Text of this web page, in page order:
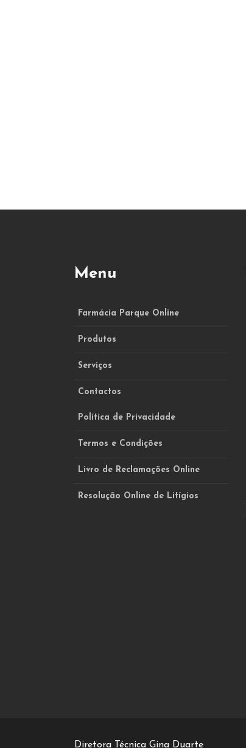
Menu
Farmácia Parque Online
Produtos
Serviços
Contactos
Política de Privacidade
Termos e Condições
Livro de Reclamações Online
Resolução Online de Litígios
Diretora Técnica Gina Duarte